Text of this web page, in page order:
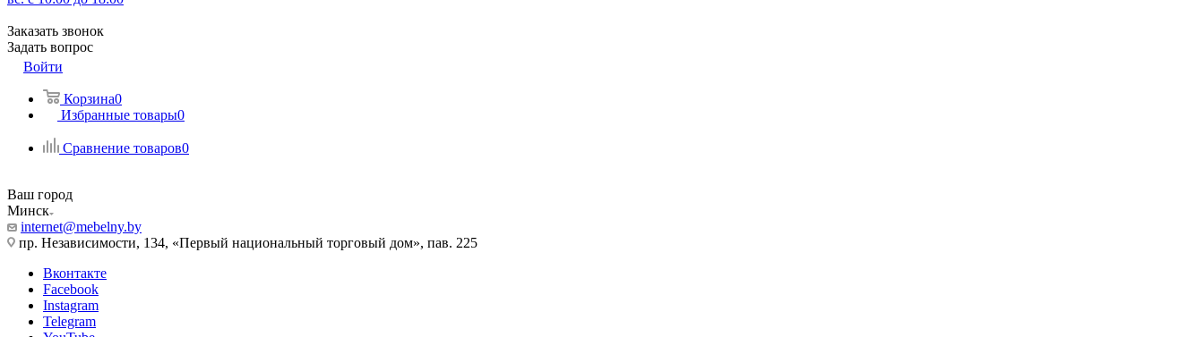
Заказать звонок
Задать вопрос
Войти
Корзина0
Избранные товары0
Сравнение товаров0
Ваш город
Минск
internet@mebelny.by
пр. Независимости, 134, «Первый национальный торговый дом», пав. 225
Вконтакте
Facebook
Instagram
Telegram